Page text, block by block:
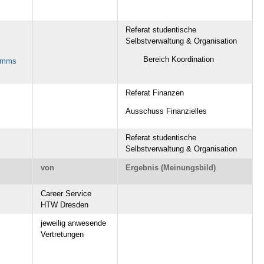
Referat studentische
Selbstverwaltung & Organisation
Bereich Koordination
Referat Finanzen
Ausschuss Finanzielles
Referat studentische
Selbstverwaltung & Organisation
von Ergebnis (Meinungsbild)
Career Service
HTW Dresden
jeweilig anwesende
Vertretungen